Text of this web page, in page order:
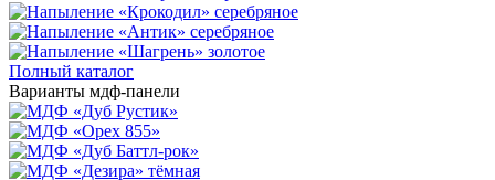
Полный каталог
Варианты мдф-панели